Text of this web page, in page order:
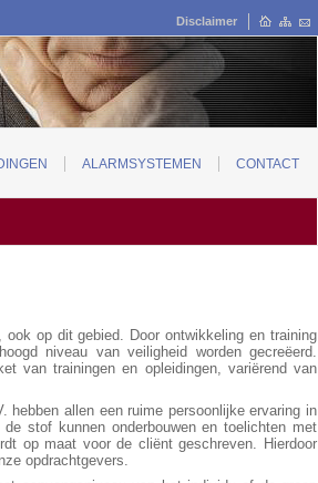
Disclaimer
ALARMSYSTEMEN CONTACT
op dit gebied. Door ontwikkeling en training
niveau van veiligheid worden gecreëerd.
van trainingen en opleidingen, variërend van
hebben allen een ruime persoonlijke ervaring in
stof kunnen onderbouwen en toelichten met
op maat voor de cliënt geschreven. Hierdoor
opdrachtgevers.